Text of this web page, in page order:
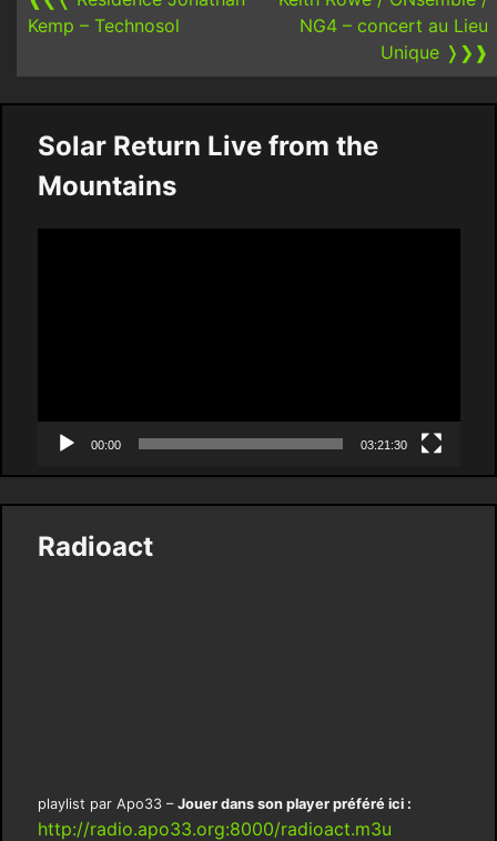
Kemp – Technosol
NG4 – concert au Lieu
Unique ❭❯❱
Solar Return Live from the
Mountains
00:00 03:21:30
Radioact
playlist par Apo33 – Jouer dans son player préféré ici :
http://radio.apo33.org:8000/radioact.m3u